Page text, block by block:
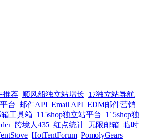
推荐 顺风船独立站增长 17独立站导航
台 邮件API Email API EDM邮件营销
箱工具箱 115shop独立站平台
115shop独
跨境人435 红点统计 无限邮箱 临时
HotTentForum PomolyGears